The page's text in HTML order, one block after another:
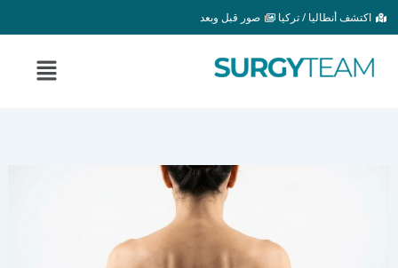
تخطي
إلى
المحتوى
اكتشف أنطاليا / تركيا صور قبل وبعد
القائمة